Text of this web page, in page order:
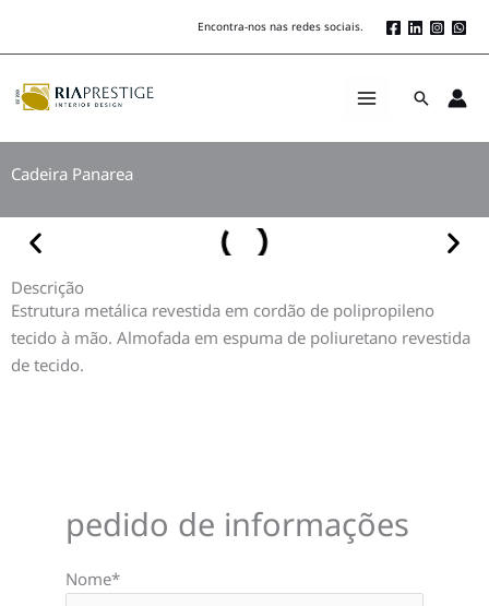
Encontra-nos nas redes sociais.
Search
Cadeira Panarea
Descrição
Estrutura metálica revestida em cordão de polipropileno
tecido à mão. Almofada em espuma de poliuretano revestida
de tecido.
pedido de informações
Nome*